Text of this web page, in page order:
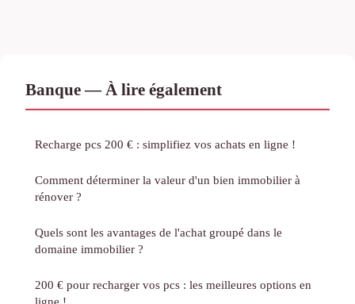
Banque — À lire également
Recharge pcs 200 € : simplifiez vos achats en ligne !
Comment déterminer la valeur d'un bien immobilier à
rénover ?
Quels sont les avantages de l'achat groupé dans le
domaine immobilier ?
200 € pour recharger vos pcs : les meilleures options en